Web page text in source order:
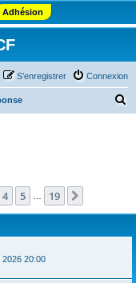
Adhésion
Connexion
S’enregistrer
c
4 5 19
2026 20:00